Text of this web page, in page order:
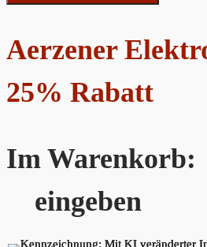
Aerzener
25% Rabatt
Im
eingeben